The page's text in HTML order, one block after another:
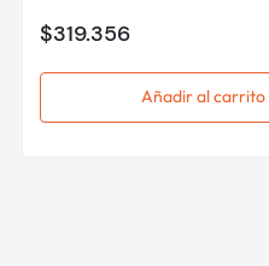
$319.356
Añadir al carrito